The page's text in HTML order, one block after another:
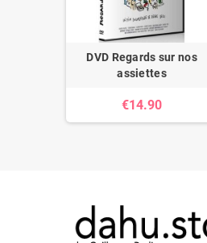
DVD Regards sur nos
assiettes
€14.90